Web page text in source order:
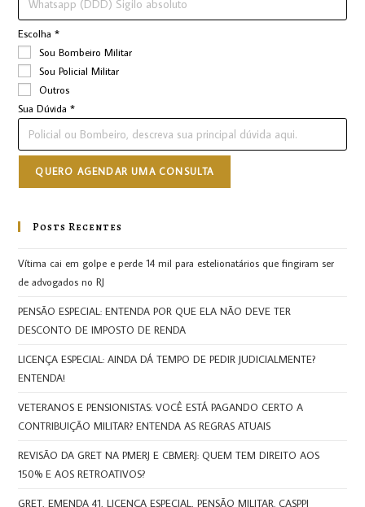
Escolha*
Sou Bombeiro Militar
Sou Policial Militar
Outros
Sua Dúvida*
QUERO AGENDAR UMA CONSULTA
Posts Recentes
Vítima cai em golpe e perde 14 mil para estelionatários que fingiram ser
de advogados no RJ
PENSÃO ESPECIAL: ENTENDA POR QUE ELA NÃO DEVE TER
DESCONTO DE IMPOSTO DE RENDA
LICENÇA ESPECIAL: AINDA DÁ TEMPO DE PEDIR JUDICIALMENTE?
ENTENDA!
VETERANOS E PENSIONISTAS: VOCÊ ESTÁ PAGANDO CERTO A
CONTRIBUIÇÃO MILITAR? ENTENDA AS REGRAS ATUAIS
REVISÃO DA GRET NA PMERJ E CBMERJ: QUEM TEM DIREITO AOS
150% E AOS RETROATIVOS?
GRET, EMENDA 41, LICENÇA ESPECIAL, PENSÃO MILITAR. CASPPI